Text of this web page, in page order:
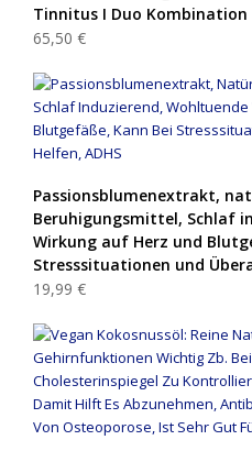
Tinnitus I Duo Kombination
65,50 €
Passionsblumenextrakt,
Beruhigungsmittel, Schlaf
Wirkung auf Herz und
Stresssituationen und
19,99 €